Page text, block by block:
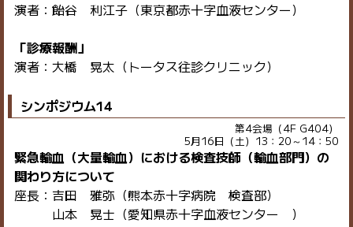
演者：飴谷 利江子（東京都赤十字血液センター）
「診療報酬」
演者：大橋 晃太（トータス往診クリニック）
シンポジウム14
第4会場（4F G404）
5月16日（土）13：20～14：50
緊急輸血（大量輸血）における検査技師（輸血部門）の
関わり方について
座長：吉田 雅弥（熊本赤十字病院 検査部）
山本 晃士（愛知県赤十字血液センター ）